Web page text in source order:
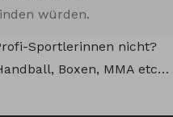
würden.
Sportlerinnen nicht?
Boxen, MMA etc…